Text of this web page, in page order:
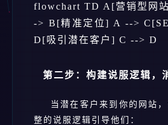
flowchart TD A[营销型网
-> B[精准定位] A -->
D[吸引潜在客户] C --> D
第二步：构建说服逻辑，
当潜在客户来到你的网站
整的说服逻辑引导他们：